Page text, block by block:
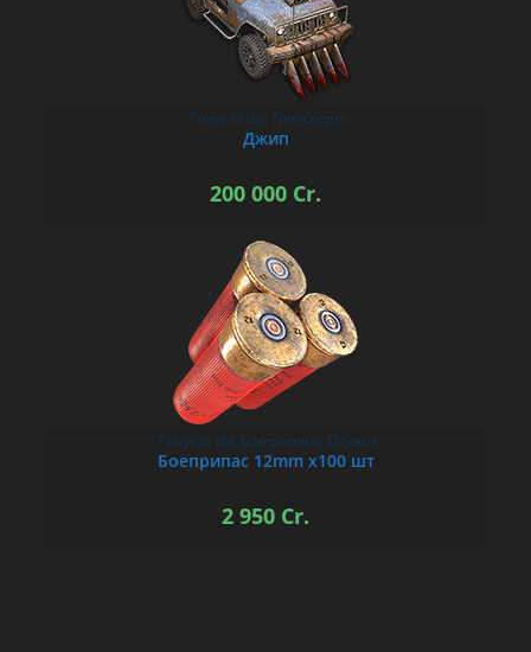
В КОРЗИНУ
7 days to die, Транспорт
Джип
200 000 Cr.
В КОРЗИНУ
7 days to die, Боеприпасы, Оружие
Боеприпас 12mm х100 шт
2 950 Cr.